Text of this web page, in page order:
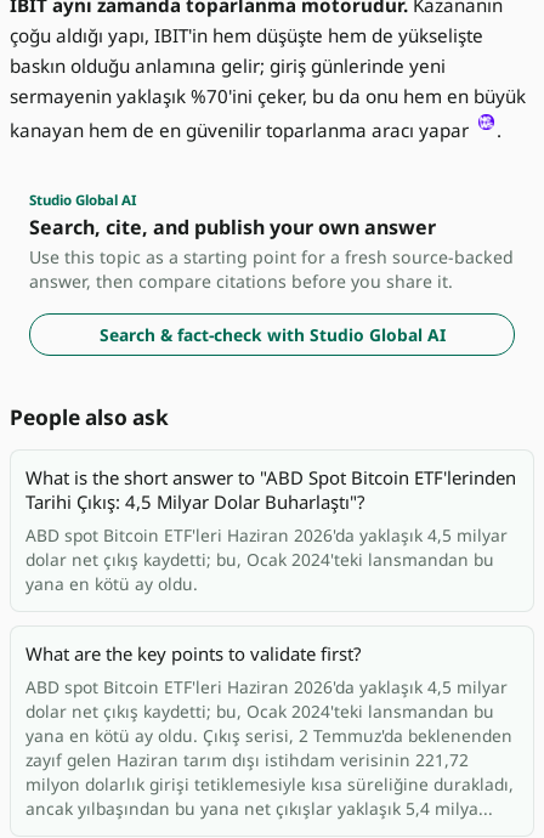
IBIT aynı zamanda toparlanma motorudur. Kazananın
çoğu aldığı yapı, IBIT'in hem düşüşte hem de yükselişte
baskın olduğu anlamına gelir; giriş günlerinde yeni
sermayenin yaklaşık %70'ini çeker, bu da onu hem en büyük
kanayan hem de en güvenilir toparlanma aracı yapar
.
Studio Global AI
Search, cite, and publish your own answer
Use this topic as a starting point for a fresh source-backed
answer, then compare citations before you share it.
Search & fact-check with Studio Global AI
People also ask
What is the short answer to "ABD Spot Bitcoin ETF'lerinden
Tarihi Çıkış: 4,5 Milyar Dolar Buharlaştı"?
ABD spot Bitcoin ETF'leri Haziran 2026'da yaklaşık 4,5 milyar
dolar net çıkış kaydetti; bu, Ocak 2024'teki lansmandan bu
yana en kötü ay oldu.
What are the key points to validate first?
ABD spot Bitcoin ETF'leri Haziran 2026'da yaklaşık 4,5 milyar
dolar net çıkış kaydetti; bu, Ocak 2024'teki lansmandan bu
yana en kötü ay oldu. Çıkış serisi, 2 Temmuz'da beklenenden
zayıf gelen Haziran tarım dışı istihdam verisinin 221,72
milyon dolarlık girişi tetiklemesiyle kısa süreliğine durakladı,
ancak yılbaşından bu yana net çıkışlar yaklaşık 5,4 milya...